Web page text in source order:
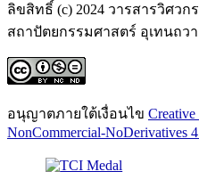
ลิขสิทธิ์ (c) 2024 วารสารวิศวก
สถาปัตยกรรมศาสตร์ อุเทนถว
อนุญาตภายใต้เงื่อนไข
NonCommercial-NoDerivatives